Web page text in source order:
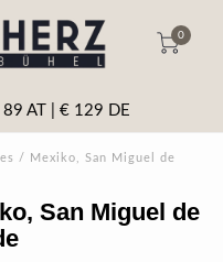
0
89 AT | € 129 DE
/ Mexiko, San Miguel de
San Miguel de